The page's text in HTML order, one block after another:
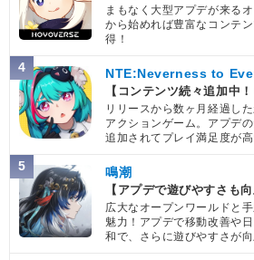
まもなく大型アプデが来る
から始めれば豊富なコンテ
得！
4 NTE:Neverness to
【コンテンツ続々追加中！
リリースから数ヶ月経過し
アクションゲーム。アプデ
追加されてプレイ満足度が高
5 鳴潮
【アプデで遊びやすさも向
広大なオープンワールドと
魅力！アプデで移動改善や
和で、さらに遊びやすさが向